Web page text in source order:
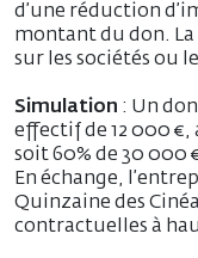
d’une réduction
montant du don.
sur les sociétés ou
Simulation : Un
effectif de 12 000 €,
soit 60% de 30 000
En échange,
Quinzaine des
contractuelles à